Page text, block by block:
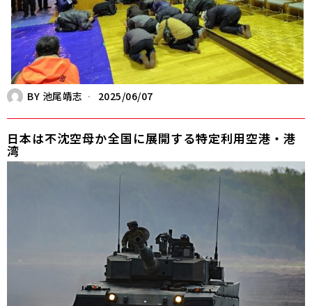
BY 池尾靖志 2025/06/07
日本は不沈空母か――全国に展開する特定利用空港・港
湾